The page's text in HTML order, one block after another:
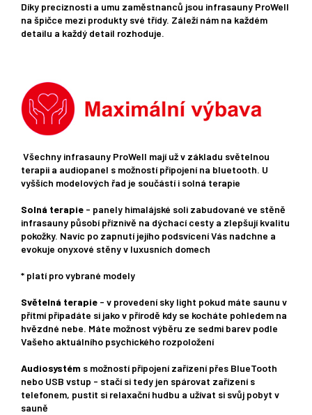
Díky preciznosti a umu zaměstnanců jsou infrasauny ProWell
na špičce mezi produkty své třídy. Záleží nám na každém
detailu a každý detail rozhoduje.
Všechny infrasauny ProWell mají už v základu světelnou
terapii a audiopanel s možností připojení na bluetooth. U
vyšších modelových řad je součástí i solná terapie
Solná terapie - panely himalájské soli zabudované ve stěně
infrasauny působí příznivě na dýchací cesty a zlepšují kvalitu
pokožky. Navíc po zapnutí jejího podsvícení Vás nadchne a
evokuje onyxové stěny v luxusních domech
* platí pro vybrané modely
Světelná terapie - v provedení sky light pokud máte saunu v
přítmí připadáte si jako v přírodě kdy se kocháte pohledem na
hvězdné nebe. Máte možnost výběru ze sedmi barev podle
Vašeho aktuálního psychického rozpoložení
Audiosystém s možností připojení zařízení přes BlueTooth
nebo USB vstup - stačí si tedy jen spárovat zařízení s
telefonem, pustit si relaxační hudbu a užívat si svůj pobyt v
sauně